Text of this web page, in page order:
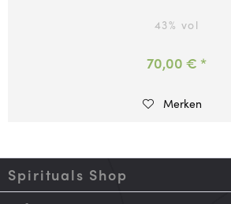
43% vol
70,00 € *
Merken
Spirituals Shop